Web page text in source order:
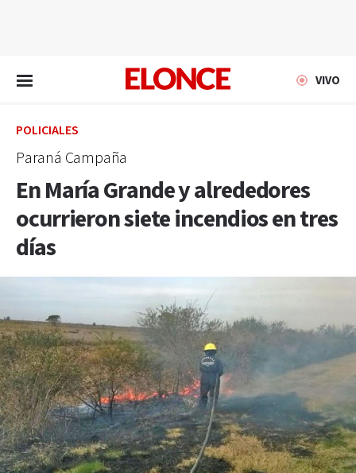
VIVO
POLICIALES
Paraná Campaña
En María Grande y alrededores
ocurrieron siete incendios en tres
días